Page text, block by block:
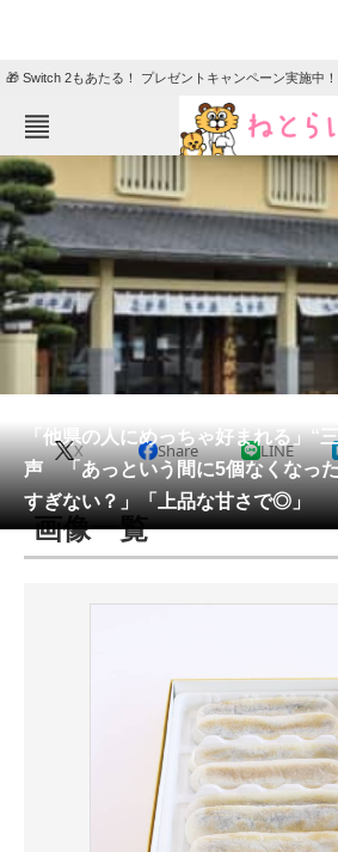
🎁 Switch 2もあたる！ プレゼントキャンペーン実施中！
ねとらぼメニュー
TOP ニュース
エンタメ クイズ
グルメ 地域
住まい 教育・育
リサーチ
会員記事
メディア
注目記事を集めた総合ページ
進化するPCとデバイスの未来
好きが集まる 比べて選べる
ビジネスと働き方のヒント
AI活用のいまが分かる
「他県の人にめっちゃ好まれる」“
声 「あっという間に5個なくなっ
すぎない？」「上品な甘さで◎」
X Share LINE
画像一覧